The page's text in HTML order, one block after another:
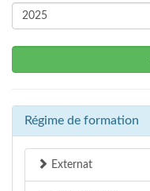
Régime de formation
Externat